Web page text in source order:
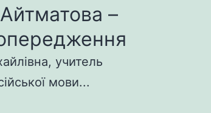
–
учитель
мови...